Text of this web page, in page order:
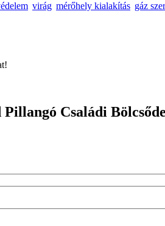
virág mérőhely kialakítás gáz
Családi Bölcsőde